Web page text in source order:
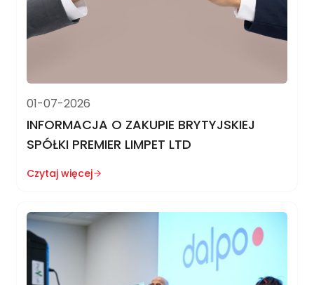
01-07-2026
INFORMACJA O ZAKUPIE BRYTYJSKIEJ
SPÓŁKI PREMIER LIMPET LTD
Czytaj więcej